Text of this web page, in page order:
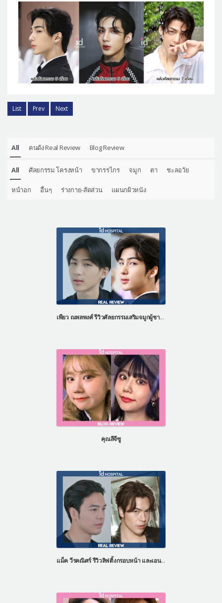
List Prev Next
All คนดัง Real Review Blog Review
All ศัลยกรรม โครงหน้า ขากรรไกร จมูก ตา ชะลอวัย
หน้าอก อื่นๆ ร่างกาย-สัดส่วน แผนกผิวหนัง
เพียว ณพลพงศ์ รีวิวศัลยกรรมเสริมจมูกผู้ชาย ที่โรงพยาบาลไอดี ประเทศเกาหลี
คุณลีจีซู
แม็ค วีรคณิศร์ รีวิวลิฟติ้งกรอบหน้า และเอนโดไทน์